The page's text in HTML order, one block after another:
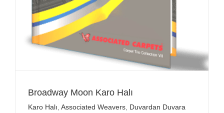
Broadway Moon Karo Halı
Karo Halı Associated Weavers Duvardan Duvara